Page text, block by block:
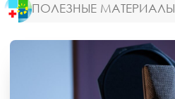
ПОЛЕЗНЫЕ МАТЕРИАЛЫ